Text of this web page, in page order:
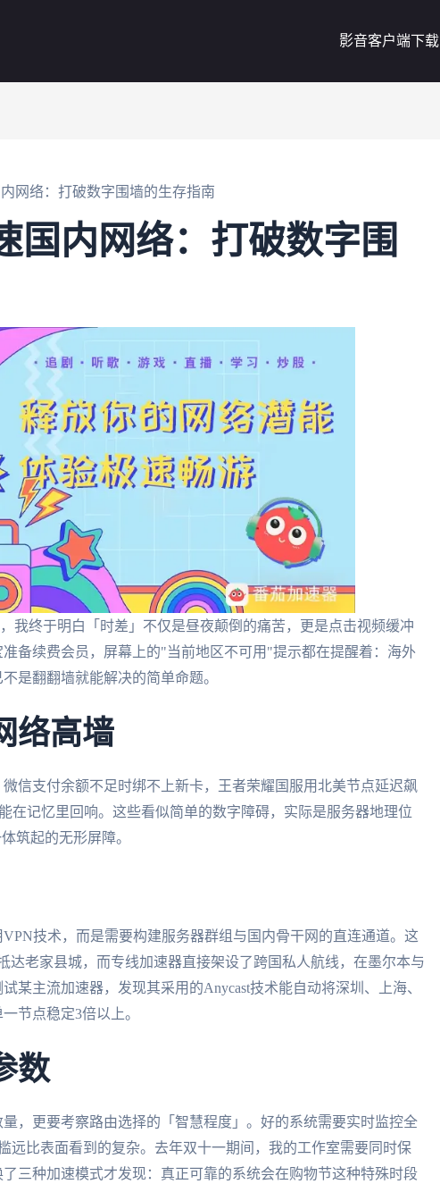
影音客户端下载
网络：打破数字围墙的生存指南
国内网络：打破数字围
我终于明白「时差」不仅是昼夜颠倒的痛苦，更是点击视频缓冲
备续费会员，屏幕上的"当前地区不可用"提示都在提醒着：海外
是翻翻墙就能解决的简单命题。
络高墙
信支付余额不足时绑不上新卡，王者荣耀国服用北美节点延迟飙
在记忆里回响。这些看似简单的数字障碍，实际是服务器地理位
筑起的无形屏障。
技术，而是需要构建服务器群组与国内骨干网的直连通道。这
达老家县城，而专线加速器直接架设了跨国私人航线，在墨尔本与
某主流加速器，发现其采用的Anycast技术能自动将深圳、上海、
节点稳定3倍以上。
数
，更要考察路由选择的「智慧程度」。好的系统需要实时监控全
远比表面看到的复杂。去年双十一期间，我的工作室需要同时保
三种加速模式才发现：真正可靠的系统会在购物节这种特殊时段